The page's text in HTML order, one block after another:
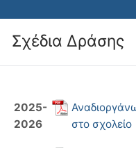
Σχέδια Δράσης
2025-
2026
στο σχολείο